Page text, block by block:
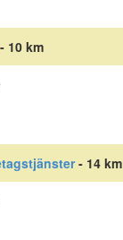
- 10 km
- 14 km